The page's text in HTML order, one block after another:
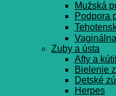
Mužská
Podpora
Zuby a ústa
Afty a
Bielenie
Detské
Herpes